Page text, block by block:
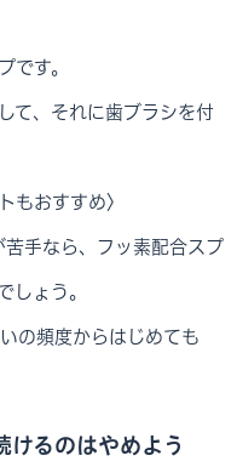
です。
て、それに歯ブラシを付
もおすすめ〉
手なら、フッ素配合スプ
しょう。
の頻度からはじめても
けるのはやめよう